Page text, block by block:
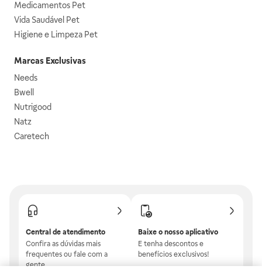
Medicamentos Pet
Vida Saudável Pet
Higiene e Limpeza Pet
Marcas Exclusivas
Needs
Bwell
Nutrigood
Natz
Caretech
Central de atendimento
Confira as dúvidas mais
frequentes ou fale com a
gente.
Baixe o nosso aplicativo
E tenha descontos e
benefícios exclusivos!